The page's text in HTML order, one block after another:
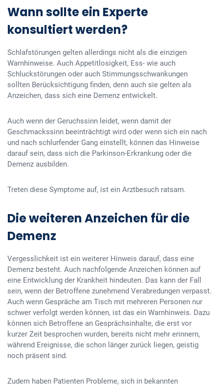
Wann sollte ein Experte
konsultiert werden?
Schlafstörungen gelten allerdings nicht als die einzigen
Warnhinweise. Auch Appetitlosigkeit, Ess- wie auch
Schluckstörungen oder auch Stimmungsschwankungen
sollten Berücksichtigung finden, denn auch sie gelten als
Anzeichen, dass sich eine Demenz entwickelt.
Auch wenn der Geruchssinn leidet, wenn damit der
Geschmackssinn beeinträchtigt wird oder wenn sich ein nach
und nach schlurfender Gang einstellt, können das Hinweise
darauf sein, dass sich die Parkinson-Erkrankung oder die
Demenz ausbilden.
Treten diese Symptome auf, ist ein Arztbesuch ratsam.
Die weiteren Anzeichen für die
Demenz
Vergesslichkeit ist ein weiterer Hinweis darauf, dass eine
Demenz besteht. Auch nachfolgende Anzeichen können auf
eine Entwicklung der Krankheit hindeuten. Das kann der Fall
sein, wenn der Betroffene zunehmend Verabredungen verpasst.
Auch wenn Gespräche am Tisch mit mehreren Personen nur
schwer verfolgt werden können, ist das ein Warnhinweis. Dazu
können sich Betroffene an Gesprächsinhalte, die erst vor
kurzer Zeit besprochen wurden, bereits nicht mehr erinnern,
während Ereignisse, die schon länger zurück liegen, geistig
noch präsent sind.
Zudem haben Patienten Probleme, sich in bekannten